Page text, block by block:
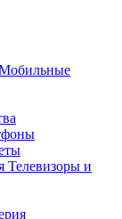
Телевизоры и